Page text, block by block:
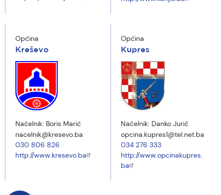
Općina
Kreševo
Načelnik: Boris Marić
nacelnik@kresevo.ba
030 806 826
http://www.kresevo.ba
Općina
Kupres
Načelnik: Danko Jurič
opcina.kupres1@tel.net.ba
034 276 333
http://www.opcinakupres.
ba